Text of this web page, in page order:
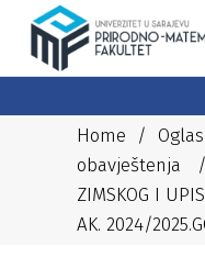
Home /
obavještenja
ZIMSKOG I
AK. 2024/
12/02/2025 NEDIM